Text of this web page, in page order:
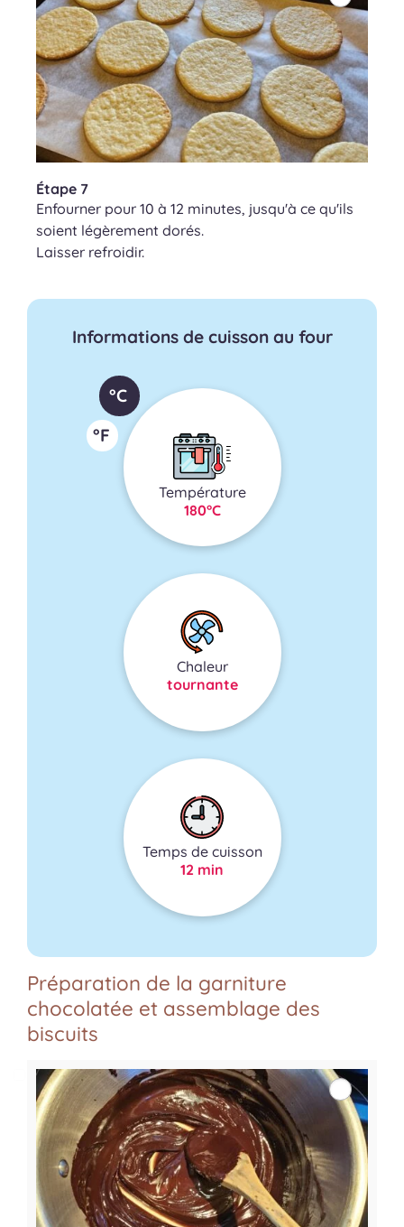
Étape 7
Enfourner pour 10 à 12 minutes, jusqu'à ce qu'ils
soient légèrement dorés.
Laisser refroidir.
Informations de cuisson au four
Température
180°C
°C
°F
Chaleur
tournante
Temps de cuisson
12 min
Préparation de la garniture
chocolatée et assemblage des
biscuits